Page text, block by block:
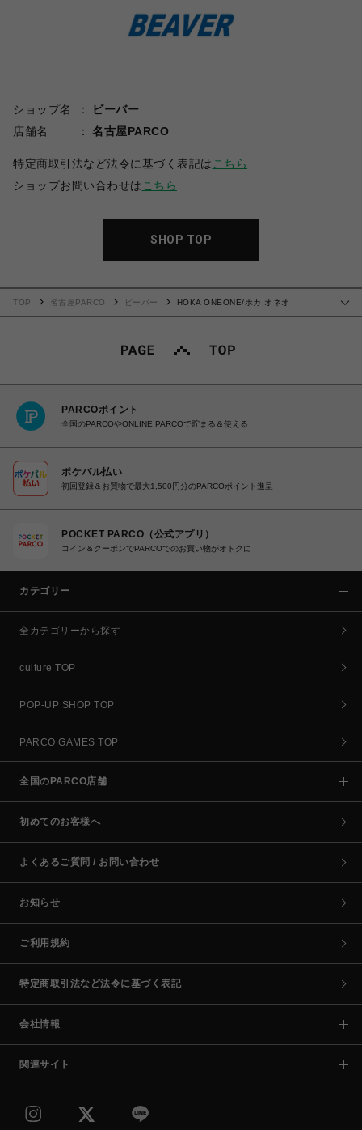
ショップ名
ビーバー
店舗名
名古屋PARCO
特定商取引法など法令に基づく表記は こちら
ショップお問い合わせは こちら
SHOP TOP
…
TOP 名古屋PARCO ビーバー
HOKA ONEONE/ホカ オネオ
PARCOポイント
全国のPARCOやONLINE PARCOで貯まる＆使える
ポケパル払い
初回登録＆お買物で最大1,500円分のPARCOポイント進呈
POCKET PARCO（公式アプリ）
コイン＆クーポンでPARCOでのお買い物がオトクに
カテゴリー
全カテゴリーから探す
culture TOP
POP-UP SHOP TOP
PARCO GAMES TOP
全国のPARCO店舗
初めてのお客様へ
よくあるご質問 / お問い合わせ
お知らせ
ご利用規約
特定商取引法など法令に基づく表記
会社情報
関連サイト